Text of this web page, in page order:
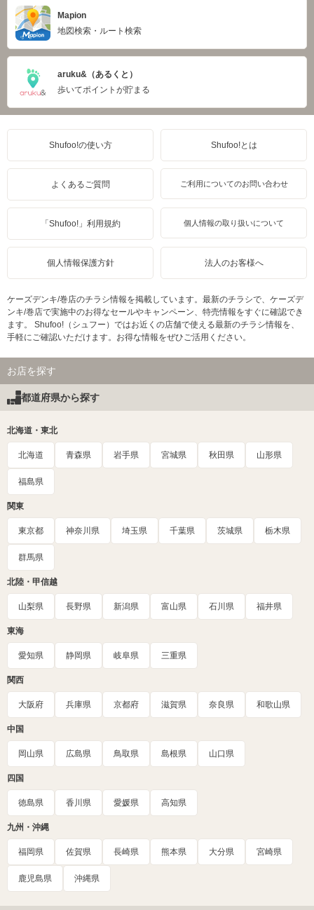
Mapion
地図検索・ルート検索
aruku&（あるくと）
歩いてポイントが貯まる
Shufoo!の使い方 Shufoo!とは
よくあるご質問 ご利用についてのお問い合わせ
「Shufoo!」利用規約 個人情報の取り扱いについて
個人情報保護方針 法人のお客様へ
ケーズデンキ/巻店のチラシ情報を掲載しています。最新のチラシで、ケーズデ
ンキ/巻店で実施中のお得なセールやキャンペーン、特売情報をすぐに確認でき
ます。 Shufoo!（シュフー）ではお近くの店舗で使える最新のチラシ情報を、
手軽にご確認いただけます。お得な情報をぜひご活用ください。
お店を探す
都道府県から探す
北海道・東北
北海道 青森県 岩手県 宮城県 秋田県 山形県
福島県
関東
東京都 神奈川県 埼玉県 千葉県 茨城県 栃木県
群馬県
北陸・甲信越
山梨県 長野県 新潟県 富山県 石川県 福井県
東海
愛知県 静岡県 岐阜県 三重県
関西
大阪府 兵庫県 京都府 滋賀県 奈良県 和歌山県
中国
岡山県 広島県 鳥取県 島根県 山口県
四国
徳島県 香川県 愛媛県 高知県
九州・沖縄
福岡県 佐賀県 長崎県 熊本県 大分県 宮崎県
鹿児島県 沖縄県